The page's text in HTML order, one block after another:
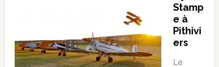
Stamp
e à
Pithivi
ers
Le